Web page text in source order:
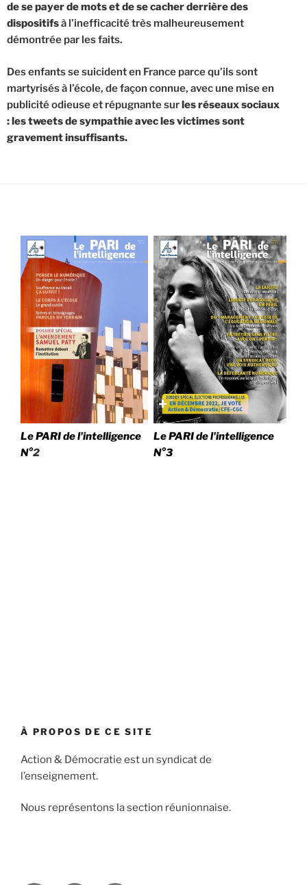
de se payer de mots et de se cacher derrière des
dispositifsà l’inefficacité très malheureusement
démontrée par les faits.
Des enfants se suicident en France parce qu’ils sont
martyrisés à l’école, de façon connue, avec une mise en
publicité odieuse et répugnante surles réseaux sociaux
: les tweets de sympathie avec les victimes sont
gravement insuffisants.
Le PARI de l'intelligence
N°2
Le PARI de l'intelligence
N°3
À PROPOS DE CE SITE
Action & Démocratie est un syndicat de
l’enseignement.
Nous représentons la section réunionnaise.